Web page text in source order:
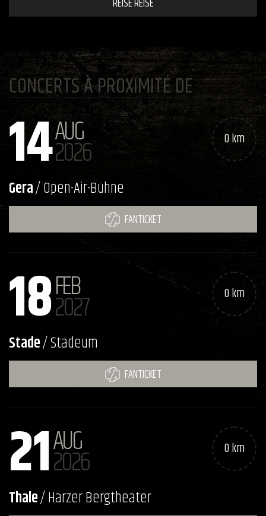
REISE REISE
CONCERTS À PROXIMITÉ DE
14AUG
2026 0 km
Gera/ Open-Air-Bühne
FANTICKET
18FEB
2027 0 km
Stade/ Stadeum
FANTICKET
21AUG
2026 0 km
Thale/ Harzer Bergtheater